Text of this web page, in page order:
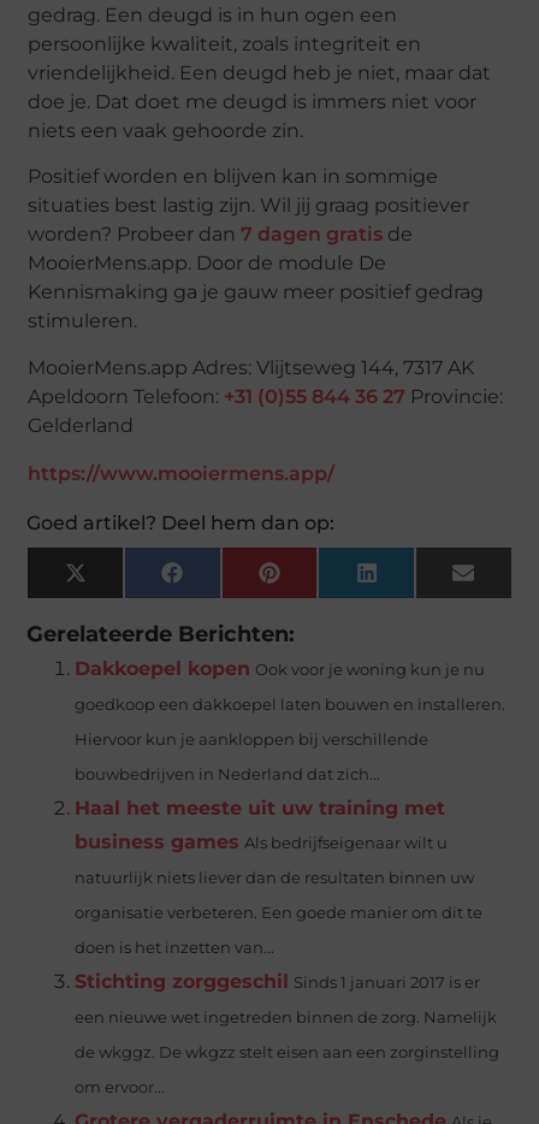
gedrag. Een deugd is in hun ogen een
persoonlijke kwaliteit, zoals integriteit en
vriendelijkheid. Een deugd heb je niet, maar dat
doe je. Dat doet me deugd is immers niet voor
niets een vaak gehoorde zin.
Positief worden en blijven kan in sommige
situaties best lastig zijn. Wil jij graag positiever
worden? Probeer dan7 dagen gratis de
MooierMens.app. Door de module De
Kennismaking ga je gauw meer positief gedrag
stimuleren.
MooierMens.app Adres: Vlijtseweg 144, 7317 AK
Apeldoorn Telefoon: +31 (0)55 844 36 27 Provincie:
Gelderland
https://www.mooiermens.app/
Goed artikel? Deel hem dan op:
X
(Twitter)
Facebook Pinterest LinkedIn Email
Gerelateerde Berichten:
Dakkoepel kopen Ook voor je woning kun je nu
goedkoop een dakkoepel laten bouwen en installeren.
Hiervoor kun je aankloppen bij verschillende
bouwbedrijven in Nederland dat zich...
Haal het meeste uit uw training met
business games Als bedrijfseigenaar wilt u
natuurlijk niets liever dan de resultaten binnen uw
organisatie verbeteren. Een goede manier om dit te
doen is het inzetten van...
Stichting zorggeschil Sinds 1 januari 2017 is er
een nieuwe wet ingetreden binnen de zorg. Namelijk
de wkggz. De wkgzz stelt eisen aan een zorginstelling
om ervoor...